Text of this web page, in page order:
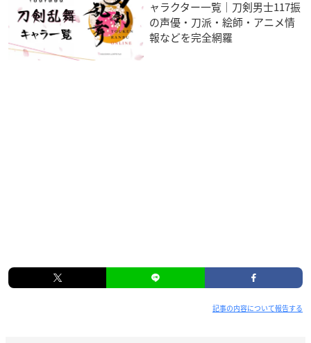
ャラクター一覧｜刀剣男士117振
の声優・刀派・絵師・アニメ情
報などを完全網羅
記事の内容について報告する